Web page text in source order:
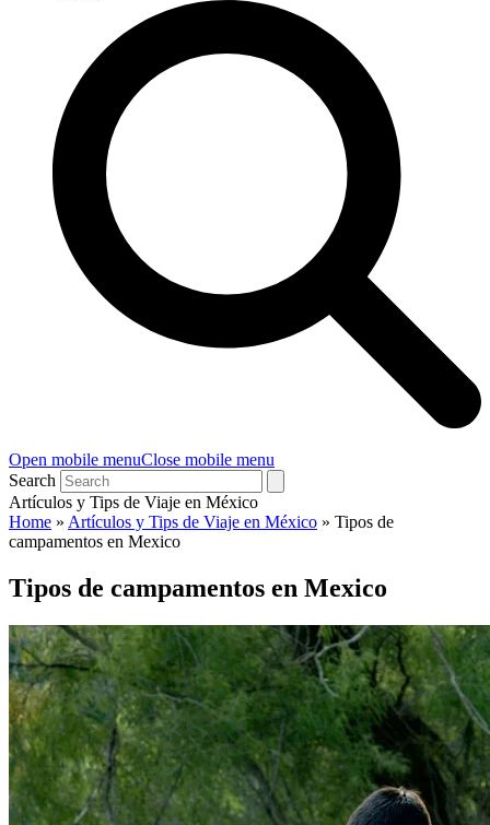
Open mobile menuClose mobile menu
Search
Artículos y Tips de Viaje en México
Home » Artículos y Tips de Viaje en México » Tipos de
campamentos en Mexico
Tipos de campamentos en Mexico